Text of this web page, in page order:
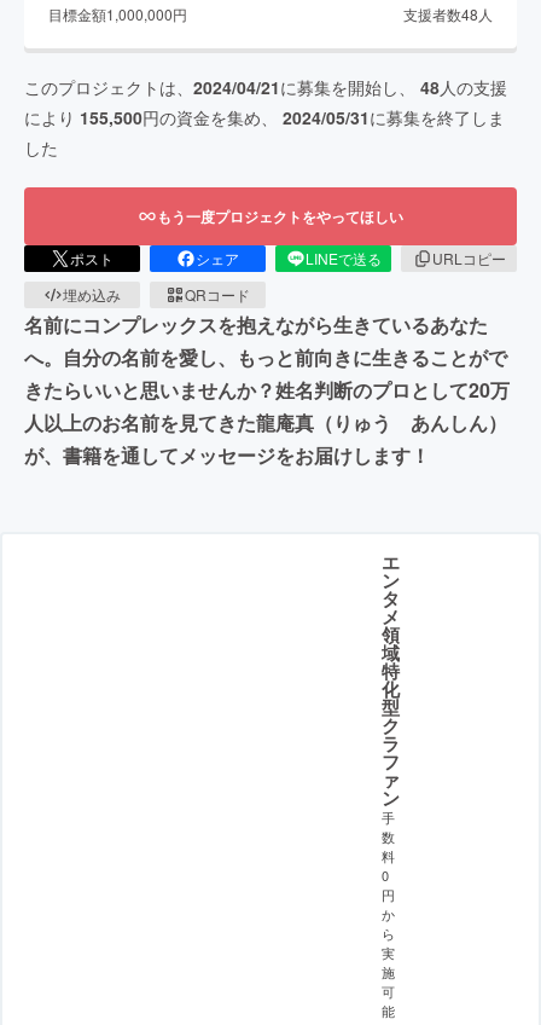
目標金額1,000,000円 支援者数48 人
このプロジェクトは、 2024/04/21に募集を開始し、 48人の支援
により 155,500円の資金を集め、 2024/05/31に募集を終了しま
した
もう一度プロジェクトをやってほしい
ポスト シェア LINEで送る
URLコピー
埋め込み
QRコード
名前にコンプレックスを抱えながら生きているあなた
へ。自分の名前を愛し、もっと前向きに生きることがで
きたらいいと思いませんか？姓名判断のプロとして20万
人以上のお名前を見てきた龍庵真（りゅう あんしん）
が、書籍を通してメッセージをお届けします！
エ
ン
タ
メ
領
域
特
化
型
ク
ラ
フ
ァ
ン
手
数
料
0
円
か
ら
実
施
可
能